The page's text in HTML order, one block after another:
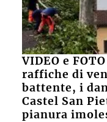
VIDEO e
raffiche di
battente, i
Castel San
pianura